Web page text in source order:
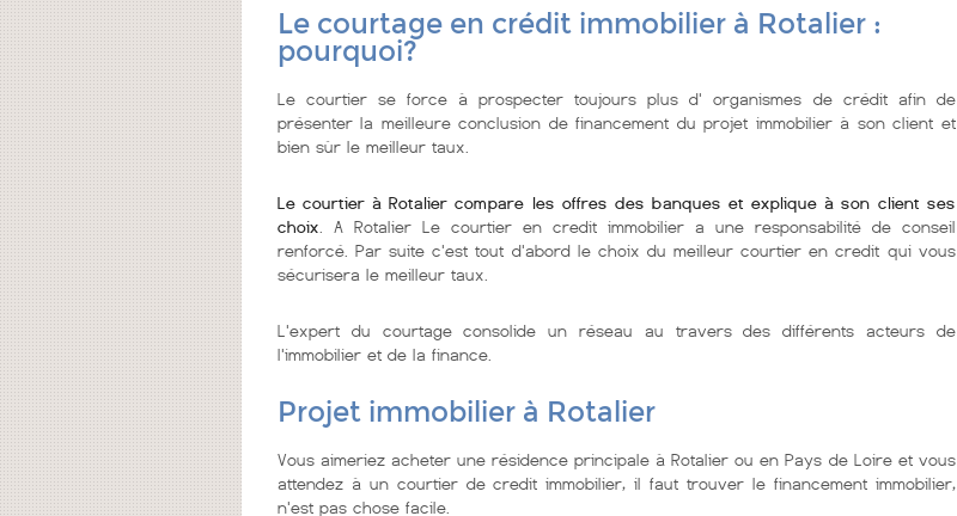
Le courtage en crédit immobilier à Rotalier :
pourquoi?
Le courtier se force à prospecter toujours plus d' organismes de crédit afin de
présenter la meilleure conclusion de financement du projet immobilier à son client et
bien sùr le meilleur taux.
Le courtier à Rotalier compare les offres des banques et explique à son client ses
choix . A Rotalier Le courtier en credit immobilier a une responsabilité de conseil
renforcé. Par suite c'est tout d'abord le choix du meilleur courtier en credit qui vous
sécurisera le meilleur taux.
L'expert du courtage consolide un réseau au travers des différents acteurs de
l'immobilier et de la finance.
Projet immobilier à Rotalier
Vous aimeriez acheter une résidence principale à Rotalier ou en Pays de Loire et vous
attendez à un courtier de credit immobilier, il faut trouver le financement immobilier,
n'est pas chose facile.